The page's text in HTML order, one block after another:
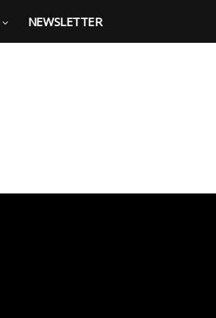
NEWSLETTER